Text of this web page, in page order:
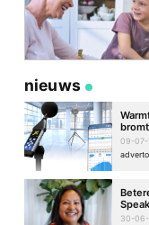
nieuws
09-07-
30-